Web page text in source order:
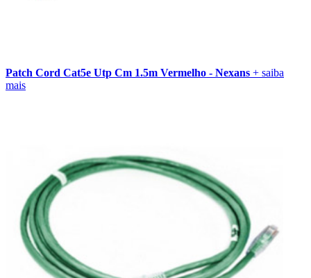
Patch Cord Cat5e Utp Cm 1.5m Vermelho - Nexans + saiba
mais